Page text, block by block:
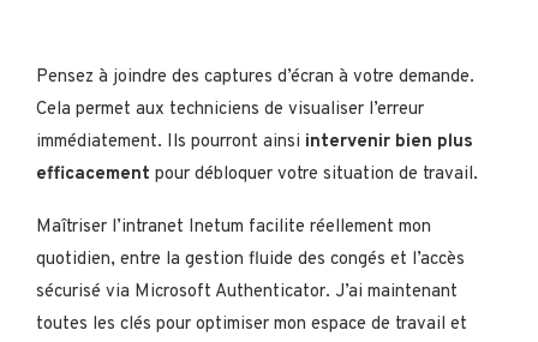
Pensez à joindre des captures d’écran à votre demande.
Cela permet aux techniciens de visualiser l’erreur
immédiatement. Ils pourront ainsi intervenir bien plus
efficacement pour débloquer votre situation de travail.
Maîtriser l’intranet Inetum facilite réellement mon
quotidien, entre la gestion fluide des congés et l’accès
sécurisé via Microsoft Authenticator. J’ai maintenant
toutes les clés pour optimiser mon espace de travail et